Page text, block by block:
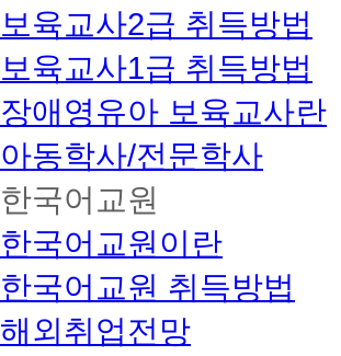
보육교사2급 취득방법
보육교사1급 취득방법
장애영유아 보육교사란
아동학사/전문학사
한국어교원
한국어교원이란
한국어교원 취득방법
해외취업전망